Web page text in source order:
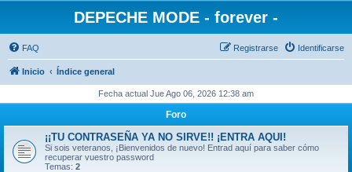
DEPECHE MODE - forever -
FAQ Identificarse
Registrarse
Inicio Índice general
Fecha actual Jue Ago 06, 2026 12:38 am
Foro
¡¡TU CONTRASEÑA YA NO SIRVE!! ¡ENTRA AQUI!
Si sois veteranos, ¡Bienvenidos de nuevo! Entrad aquí para saber cómo
recuperar vuestro password
Temas: 2